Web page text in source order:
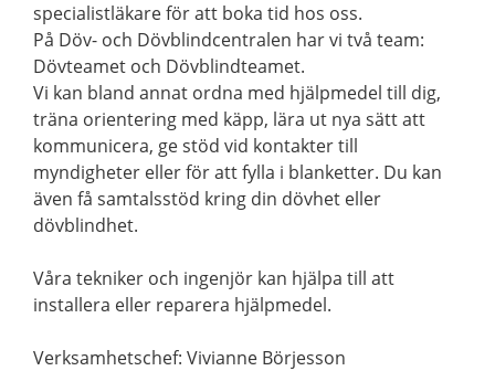
specialistläkare för att boka tid hos oss.
På Döv- och Dövblindcentralen har vi två team:
Dövteamet och Dövblindteamet.
Vi kan bland annat ordna med hjälpmedel till dig,
träna orientering med käpp, lära ut nya sätt att
kommunicera, ge stöd vid kontakter till
myndigheter eller för att fylla i blanketter. Du kan
även få samtalsstöd kring din dövhet eller
dövblindhet.
Våra tekniker och ingenjör kan hjälpa till att
installera eller reparera hjälpmedel.
Verksamhetschef: Vivianne Börjesson